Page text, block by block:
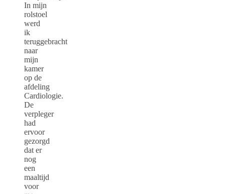
In mijn
rolstoel
werd
ik
teruggebracht
naar
mijn
kamer
op de
afdeling
Cardiologie.
De
verpleger
had
ervoor
gezorgd
dat er
nog
een
maaltijd
voor